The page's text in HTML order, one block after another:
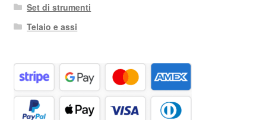
Set di strumenti
Telaio e assi